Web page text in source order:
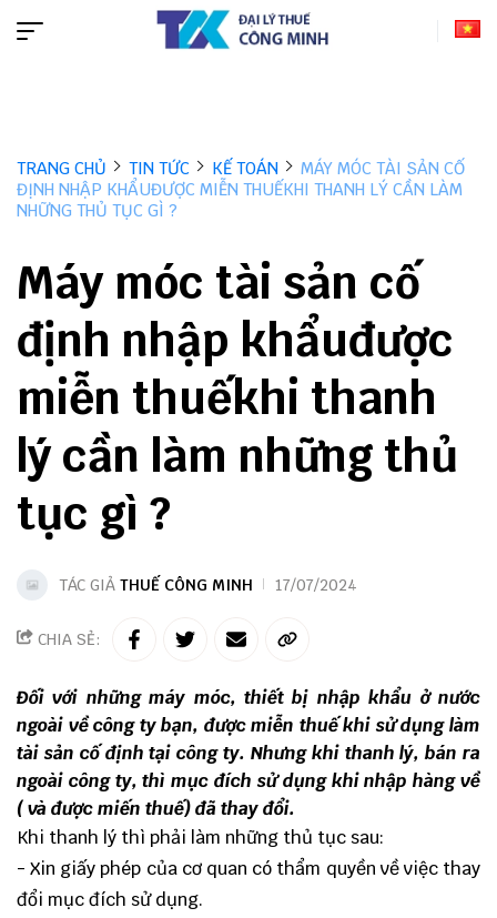
TRANG CHỦ TIN TỨC KẾ TOÁN
MÁY MÓC TÀI SẢN CỐ
ĐỊNH NHẬP KHẨUĐƯỢC MIỄN THUẾKHI THANH LÝ CẦN LÀM
NHỮNG THỦ TỤC GÌ ?
Máy móc tài sản cố
định nhập khẩuđược
miễn thuếkhi thanh
lý cần làm những thủ
tục gì ?
TÁC GIẢ THUẾ CÔNG MINH 17/07/2024
CHIA SẺ:
Đối với những máy móc, thiết bị nhập khẩu ở nước
ngoài về công ty bạn, được miễn thuế khi sử dụng làm
tài sản cố định tại công ty. Nhưng khi thanh lý, bán ra
ngoài công ty, thì mục đích sử dụng khi nhập hàng về
( và được miến thuế) đã thay đổi.
Khi thanh lý thì phải làm những thủ tục sau:
- Xin giấy phép của cơ quan có thẩm quyền về việc thay
đổi mục đích sử dụng.